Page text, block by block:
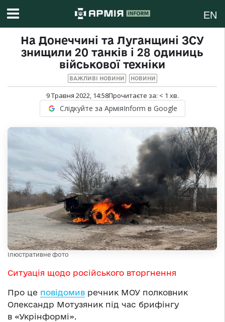
EN
На Донеччині та Луганщині ЗСУ
знищили 20 танків і 28 одиниць
військової техніки
ВАЖЛИВІ НОВИНИ НОВИНИ
9 Травня 2022, 14:58Прочитаєте за: < 1 хв.
Слідкуйте за АрміяInform в Google
Ілюстративне фото
Ситуація щодо російського вторгнення
Про це повідомив речник МОУ полковник
Олександр Мотузяник під час брифінгу
в «Укрінформі».